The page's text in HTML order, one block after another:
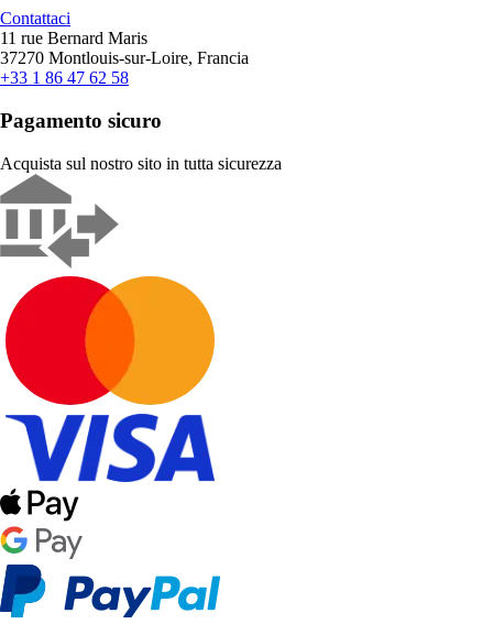
Contattaci
11 rue Bernard Maris
37270 Montlouis-sur-Loire, Francia
+33 1 86 47 62 58
Pagamento sicuro
Acquista sul nostro sito in tutta sicurezza